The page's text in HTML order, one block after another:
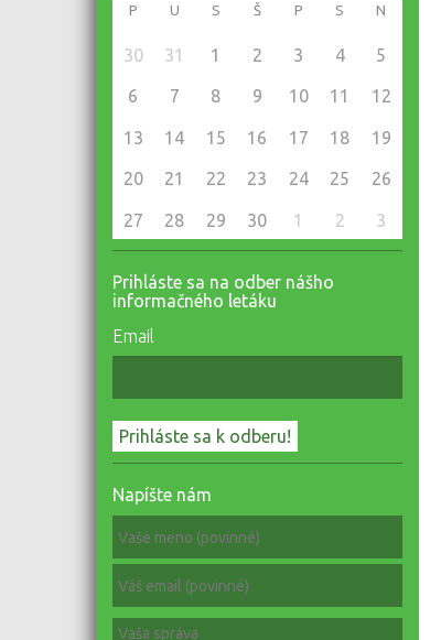
P U S Š P S N
30 31 1 2 3 4 5
6 7 8 9 10 11 12
13 14 15 16 17 18 19
20 21 22 23 24 25 26
27 28 29 30 1 2 3
Prihláste sa na odber nášho
informačného letáku
Email
Napíšte nám